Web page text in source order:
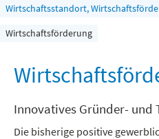
Wirtschaft und Planen
Umwelt, Klima und Mobilität
Freizeit und Tourismus
Wirtschaftsstandort,
Wirtschaftsförderung
Innovatives Gründer- und
Die bisherige positive